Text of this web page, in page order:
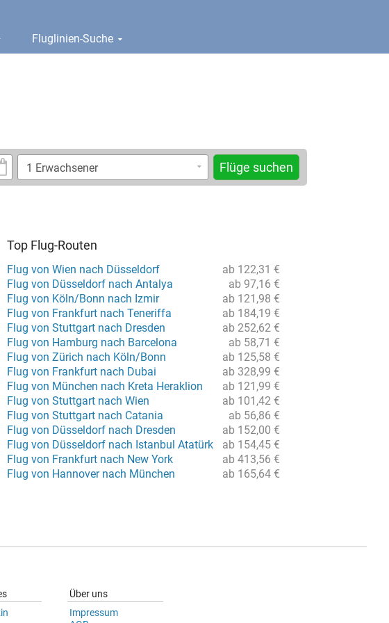
Fluglinien-Suche
Flüge suchen
Top Flug-Routen
ab 122,31 €
Flug von Wien nach Düsseldorf
ab 97,16 €
Flug von Düsseldorf nach Antalya
ab 121,98 €
Flug von Köln/Bonn nach Izmir
ab 184,19 €
Flug von Frankfurt nach Teneriffa
ab 252,62 €
Flug von Stuttgart nach Dresden
ab 58,71 €
Flug von Hamburg nach Barcelona
ab 125,58 €
Flug von Zürich nach Köln/Bonn
ab 328,99 €
Flug von Frankfurt nach Dubai
ab 121,99 €
Flug von München nach Kreta Heraklion
ab 101,42 €
Flug von Stuttgart nach Wien
ab 56,86 €
Flug von Stuttgart nach Catania
ab 152,00 €
Flug von Düsseldorf nach Dresden
ab 154,45 €
Flug von Düsseldorf nach Istanbul Atatürk
ab 413,56 €
Flug von Frankfurt nach New York
ab 165,64 €
Flug von Hannover nach München
Über uns
Impressum